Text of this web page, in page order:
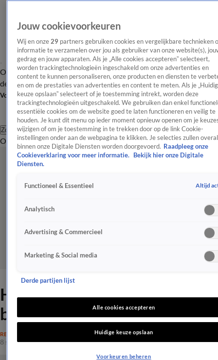
OverzichtAfleveringen Entertainment TV Algemeen
Tip
de redactieNieuwsbrief
Volg Shownieuws
Zoeken
OverzichtEntertainmentSpraakmakendRealityCrimeVideo's
Heel Holland Bakt
binnenkort weer op de buis
REALITY
8 sep 2025, 11:35
Jouw cookievoorkeuren
Wij en onze 29 partners gebruiken cookies en vergelijkbare technieken
informatie te verzamelen over jou als gebruiker van onze website(s),
gedrag en jouw apparaten. Als je „Alle cookies accepteren” selecteert,
worden trackingtechnologieën ingeschakeld om onze advertenties en
content te kunnen personaliseren, onze producten en diensten te
en om de prestaties van advertenties en content te meten. Als je
keuze opslaan” selecteert of je toestemming intrekt, worden deze
trackingtechnologieën uitgeschakeld. We gebruiken dan enkel
essentiële cookies om de website goed te laten functioneren en veilig te
houden. Je kunt dit menu op ieder moment opnieuw openen om je
wijzigen of om je toestemming in te trekken door op de link Cookie-
instellingen onder aan de webpagina te klikken. Je selecties zullen overal
binnen onze Digitale Diensten worden doorgevoerd. Raadpleeg onze
Cookieverklaring voor meer informatie.
Bekijk hier onze Digitale
Diensten.
Functioneel & Essentieel Altijd
Analytisch
Advertising & Commercieel
Marketing & Social media
Derde partijen lijst
Alle cookies accepteren
Huidige keuze opslaan
Voorkeuren beheren